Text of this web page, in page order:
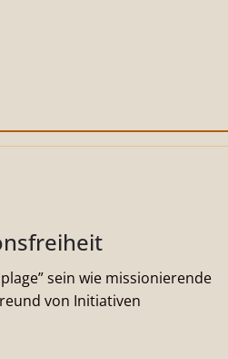
sein wie missionierende
von Initiativen